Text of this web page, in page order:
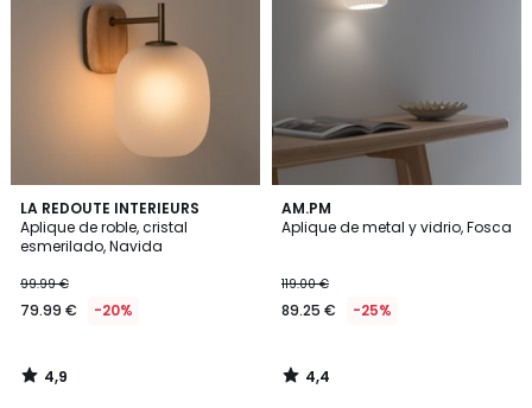
LA REDOUTE INTERIEURS
Aplique de roble, cristal
esmerilado, Navida
99.99 €
79.99 € -20%
4,9
/ 5
4,9
/
AM.PM
Aplique de metal y vidrio, Fosca
119.00 €
89.25 € -25%
4,4
/ 5
4,4
/